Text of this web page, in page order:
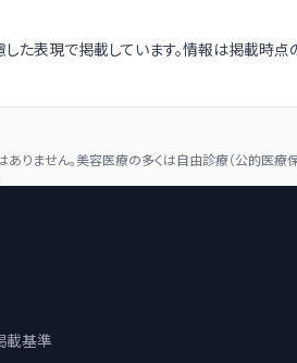
た表現で掲載しています。情報は掲載時点
ません。美容医療の多くは自由診療（公的医療
載基準